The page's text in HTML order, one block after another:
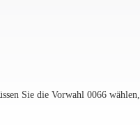
Sie die Vorwahl 0066